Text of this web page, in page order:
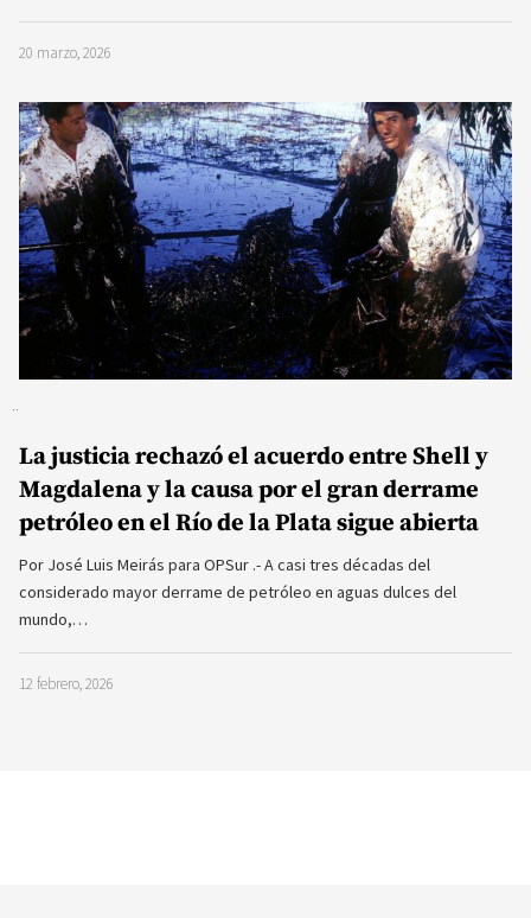
20 marzo, 2026
La justicia rechazó el acuerdo entre Shell y
Magdalena y la causa por el gran derrame
petróleo en el Río de la Plata sigue abierta
Por José Luis Meirás para OPSur .- A casi tres décadas del
considerado mayor derrame de petróleo en aguas dulces del
mundo,…
12 febrero, 2026